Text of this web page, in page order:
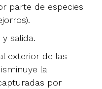
parte de especies
salida.
exterior de las
la
por